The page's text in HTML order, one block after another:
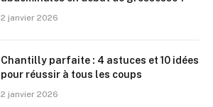
2 janvier 2026
Chantilly parfaite : 4 astuces et 10 idées
pour réussir à tous les coups
2 janvier 2026